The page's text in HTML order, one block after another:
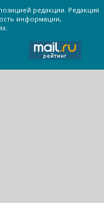
редакции. Редакция
информации,